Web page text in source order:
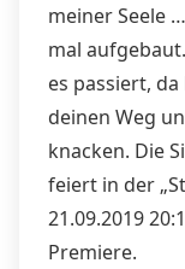
meiner Seele
mal
es passiert,
deinen Weg
knacken. Die
feiert in der
21.09.2019
Premiere.